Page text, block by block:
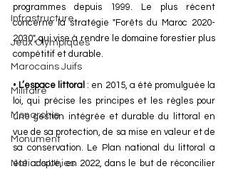
Infrastructure
Jeux Olympiques
Marocains Juifs
Militaire
Monarchie
Monument
Nations Unies
programmes depuis 1999. Le plus récent
concerne la stratégie "Forêts du Maroc 2020-
2030", qui vise à rendre le domaine forestier plus
compétitif et durable.
• L’espace littoral : en 2015, a été promulguée la
loi, qui précise les principes et les règles pour
une gestion intégrée et durable du littoral en
vue de sa protection, de sa mise en valeur et de
sa conservation. Le Plan national du littoral a
été adopté, en 2022, dans le but de réconcilier